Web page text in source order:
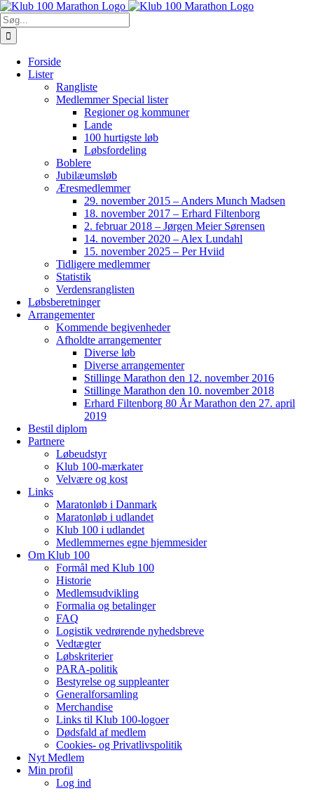
Skip
to
content
Søg
efter:
Forside
Lister
Rangliste
Medlemmer Special lister
Regioner og kommuner
Lande
100 hurtigste løb
Løbsfordeling
Boblere
Jubilæumsløb
Æresmedlemmer
29. november 2015 – Anders Munch Madsen
18. november 2017 – Erhard Filtenborg
2. februar 2018 – Jørgen Meier Sørensen
14. november 2020 – Alex Lundahl
15. november 2025 – Per Hviid
Tidligere medlemmer
Statistik
Verdensranglisten
Løbsberetninger
Arrangementer
Kommende begivenheder
Afholdte arrangementer
Diverse løb
Diverse arrangementer
Stillinge Marathon den 12. november 2016
Stillinge Marathon den 10. november 2018
Erhard Filtenborg 80 År Marathon den 27. april
2019
Bestil diplom
Partnere
Løbeudstyr
Klub 100-mærkater
Velvære og kost
Links
Maratonløb i Danmark
Maratonløb i udlandet
Klub 100 i udlandet
Medlemmernes egne hjemmesider
Om Klub 100
Formål med Klub 100
Historie
Medlemsudvikling
Formalia og betalinger
FAQ
Logistik vedrørende nyhedsbreve
Vedtægter
Løbskriterier
PARA-politik
Bestyrelse og suppleanter
Generalforsamling
Merchandise
Links til Klub 100-logoer
Dødsfald af medlem
Cookies- og Privatlivspolitik
Nyt Medlem
Min profil
Log ind